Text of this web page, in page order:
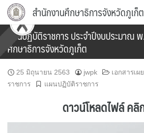
Skip
content
สำนักงานศึกษาธิการจังหวัดภูเก็ต
แผนปฏิบัติราชการ ประจำปีงบประมาณ
ศึกษาธิการจังหวัดภูเก็ต
25 มิถุนายน 2563 jwpk เอกสารเผ
ราชการ
แผนปฏิบัติราชการ
ดาวน์โหลดไฟล์ ค